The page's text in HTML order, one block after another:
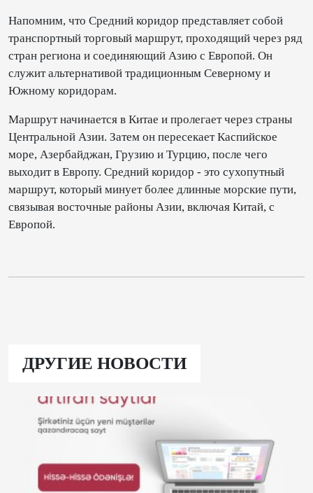
Напомним, что Средний коридор представляет собой
транспортный торговый маршрут, проходящий через ряд
стран региона и соединяющий Азию с Европой. Он
служит альтернативой традиционным Северному и
Южному коридорам.
Маршрут начинается в Китае и пролегает через страны
Центральной Азии. Затем он пересекает Каспийское
море, Азербайджан, Грузию и Турцию, после чего
выходит в Европу. Средний коридор - это сухопутный
маршрут, который минует более длинные морские пути,
связывая восточные районы Азии, включая Китай, с
Европой.
ДРУГИЕ НОВОСТИ